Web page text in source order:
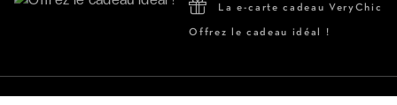
La e-carte cadeau VeryChic
Offrez le cadeau idéal !